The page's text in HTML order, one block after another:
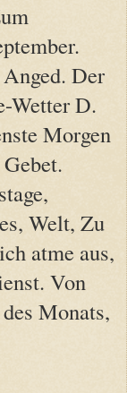
Der
Wetter D.
Morgen
Welt, Zu
atme aus,
Von
Monats,